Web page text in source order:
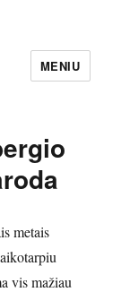
MENIU
metais
vis mažiau